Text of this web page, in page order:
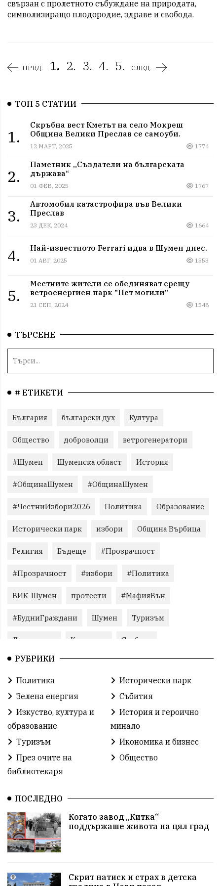
свързан с пролетното събуждане на природата,
символизиращо плодородие, здраве и свобода.
ПРЕД. 1. 2. 3. 4. 5. СЛЕД.
ТОП 5 СТАТИИ
1.
Скръбна вест Кметът на село Мокреш
Община Велики Преслав се самоуби.
12 МАРТ, 2025 1774
2.
Паметник „Създатели на българската
държава“
01 ФЕВ, 2025 1767
3.
Автомобил катастрофира във Велики
Преслав
23 ДЕК, 2024 1664
4. Най-известното Ferrari идва в Шумен днес.
01 АВГ, 2025 1553
5.
Местните жители се обединяват срещу
ветроенергиен парк "Пет могили"
21 СЕП, 2024 1548
ТЪРСЕНЕ
# ЕТИКЕТИ
България български дух Култура
Общество доброволци ветрогенератори
#Шумен Шуменска област История
#ОбщинаШумен #ОбщинаШумен
#ЧестниИзбори2026 Политика Образование
Исторически парк избори Община Върбица
Религия Бъдеще #Прозрачност
#Прозрачност #избори #Политика
ВИК-Шумен протести #МафияВън
#БудниГраждани Шумен Туризъм
Литература Корупция Свобода
Справедливост
Събития Здраве Безводие
#СилаНаНарода контрапротести
#България
Зависимости
Неудобните Шуробаджанащина
БлизкоМинало
РУБРИКИ
Политика
Исторически парк
Зелена енергия
Събития
Изкуство, култура и
образование
История и героично
минало
Туризъм
Икономика и бизнес
През очите на
библиотекаря
Общество
ПОСЛЕДНО
Когато завод „Китка“
поддържаше живота на цял град
Скрит натиск и страх в детска